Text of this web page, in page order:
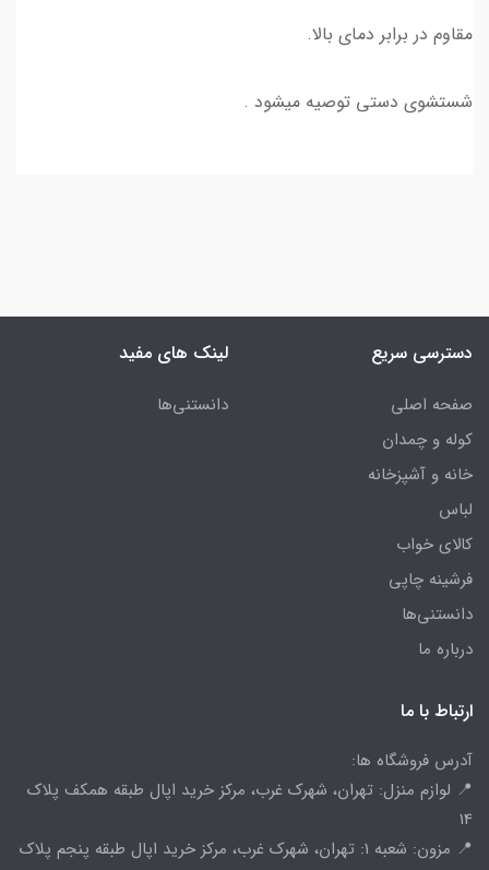
مقاوم در برابر دمای بالا.
شستشوی دستی توصیه میشود .
دسترسی سریع
صفحه اصلی
کوله و چمدان
خانه و آشپزخانه
لباس
کالای خواب
فرشینه چاپی
دانستنی‌ها
درباره ما
لینک های مفید
دانستنی‌ها
ارتباط با ما
آدرس فروشگاه ها:
📍 لوازم منزل: تهران، شهرک غرب، مرکز خرید اپال طبقه همکف پلاک
14
📍 مزون: شعبه 1: تهران، شهرک غرب، مرکز خرید اپال طبقه پنجم پلاک